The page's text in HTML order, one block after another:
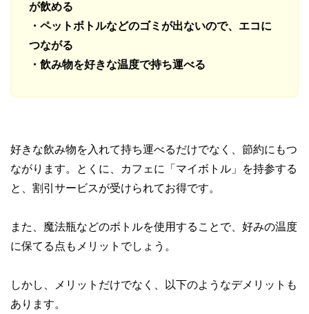
が飲める
・ペットボトルなどのゴミが出ないので、エコに
つながる
・飲み物を好きな温度で持ち運べる
好きな飲み物を入れて持ち運べるだけでなく、節約にもつ
ながります。とくに、カフェに「マイボトル」を持参する
と、割引サービスが受けられてお得です。
また、魔法瓶などのボトルを使用することで、好みの温度
に保てる点もメリットでしょう。
しかし、メリットだけでなく、以下のようなデメリットも
あります。